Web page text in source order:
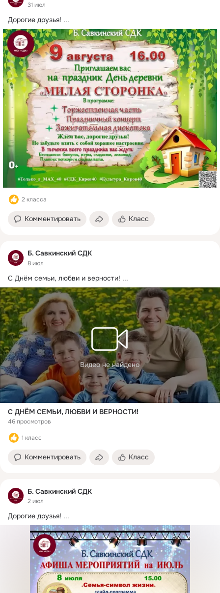
31 июл
Дорогие друзья! ...
2 класса
Комментировать Класс
Б. Савкинский СДК
8 июл
С Днём семьи, любви и верности! ...
Видео не найдено
С ДНЁМ СЕМЬИ, ЛЮБВИ И ВЕРНОСТИ!
46 просмотров
1 класс
Комментировать Класс
Б. Савкинский СДК
2 июл
Дорогие друзья! ...